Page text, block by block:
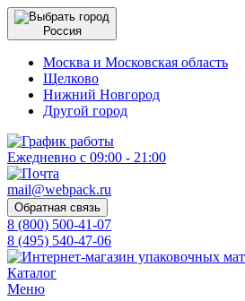
Россия
Москва и Московская область
Щелково
Нижний Новгород
Другой город
Ежедневно с 09:00 - 21:00
mail@webpack.ru
Обратная связь
8 (800) 500-41-07
8 (495) 540-47-06
Каталог
Меню